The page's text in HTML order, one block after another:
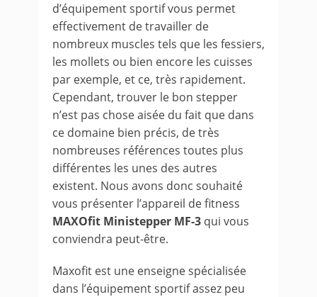
d’équipement sportif vous permet
effectivement de travailler de
nombreux muscles tels que les fessiers,
les mollets ou bien encore les cuisses
par exemple, et ce, très rapidement.
Cependant, trouver le bon stepper
n’est pas chose aisée du fait que dans
ce domaine bien précis, de très
nombreuses références toutes plus
différentes les unes des autres
existent. Nous avons donc souhaité
vous présenter l’appareil de fitness
MAXOfit Ministepper MF-3 qui vous
conviendra peut-être.
Maxofit est une enseigne spécialisée
dans l’équipement sportif assez peu